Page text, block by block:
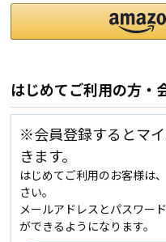
はじめてご利用の方・
※会員登録するとマ
きます。
はじめてご利用のお客様は
さい。
メールアドレスとパスワー
ができるようになります。